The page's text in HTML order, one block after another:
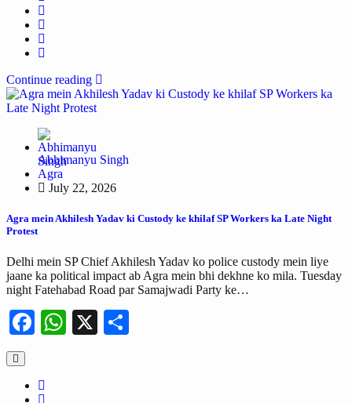
Continue reading
Abhimanyu Singh
Agra
July 22, 2026
Agra mein Akhilesh Yadav ki Custody ke khilaf SP Workers ka Late Night
Protest
Delhi mein SP Chief Akhilesh Yadav ko police custody mein liye
jaane ka political impact ab Agra mein bhi dekhne ko mila. Tuesday
night Fatehabad Road par Samajwadi Party ke…
Facebook
WhatsApp
X